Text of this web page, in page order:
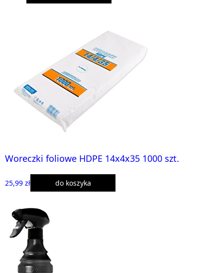
Woreczki foliowe HDPE 14x4x35 1000 szt.
25,99 zł do koszyka